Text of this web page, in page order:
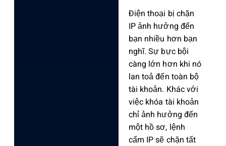
Điện thoại bị chặn
IPảnh hưởng đến
bạn nhiều hơn bạn
nghĩ. Sự bực bội
càng lớn hơn khi nó
lan toả đến toàn bộ
tài khoản. Khác với
việc khóa tài khoản
chỉ ảnh hưởng đến
một hồ sơ, lệnh
cấm IP sẽ chặn tất